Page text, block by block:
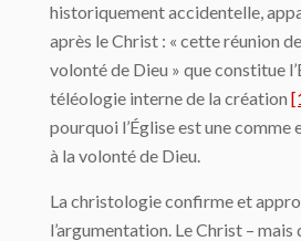
historiquement accidentelle,
après le Christ : « cette réunion
volonté de Dieu » que constitue
téléologie interne de la création
pourquoi l’Église est une comme
à la volonté de Dieu.
La christologie confirme et
l’argumentation. Le Christ – mais